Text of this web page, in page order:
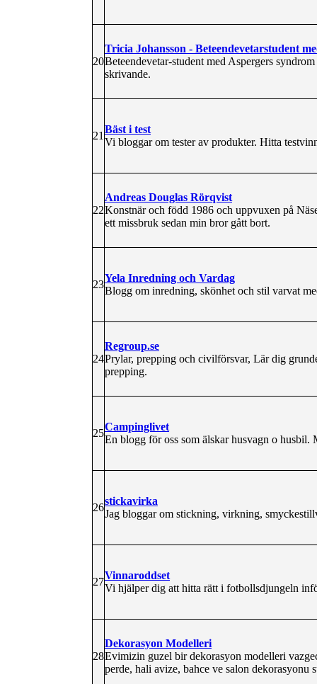
20
Tricia Johansson - Beteendevetarstudent
Beteendevetar-student med Aspergers
skrivande.
21
Bäst i test
Vi bloggar om tester av produkter. Hitta
22
Andreas Douglas Rörqvist
Konstnär och född 1986 och uppvuxen på
ett missbruk sedan min bror gått bort.
23
Yela Inredning och Vardag
Blogg om inredning, skönhet och stil varvat
24
Regroup.se
Prylar, prepping och civilförsvar, Lär dig
prepping.
25
Campinglivet
En blogg för oss som älskar husvagn o
26
stickavirka
Jag bloggar om stickning, virkning,
27
Vinnaroddset
Vi hjälper dig att hitta rätt i fotbollsdjungeln
28
Dekorasyon Modelleri
Evimizin guzel bir dekorasyon modelleri
perde, hali avize, bahce ve salon dekorasyonu